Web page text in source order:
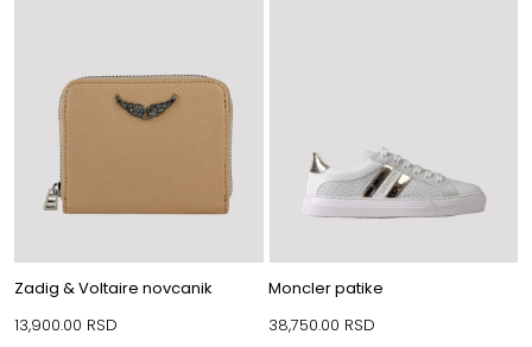
Zadig & Voltaire novcanik
13,900.00 RSD
Moncler patike
38,750.00 RSD